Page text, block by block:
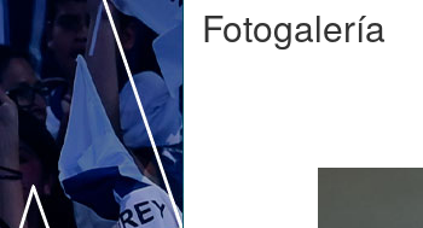
Fotogalería